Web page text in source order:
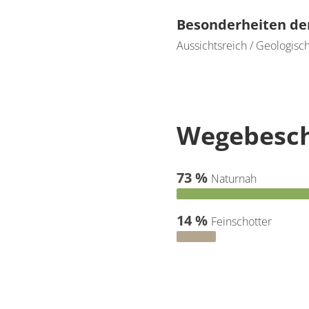
Besonderheiten
Aussichtsreich /
73 % Naturnah
14 % Feinschotter